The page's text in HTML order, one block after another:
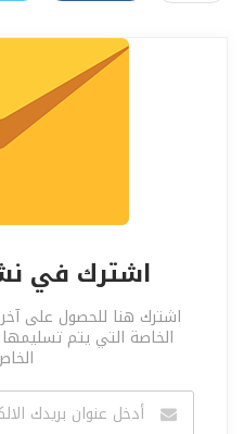
اشترك في
اشترك هنا للحصول على آخر
الخاصة التي يتم